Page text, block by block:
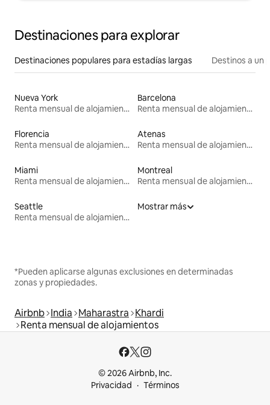
Destinaciones para explorar
Destinaciones populares para estadías largas Destinos a un
Nueva York
Renta mensual de alojamientos
Barcelona
Renta mensual de alojamientos
Florencia
Renta mensual de alojamientos
Atenas
Renta mensual de alojamientos
Miami
Renta mensual de alojamientos
Montreal
Renta mensual de alojamientos
Seattle
Renta mensual de alojamientos
Mostrar más
*Pueden aplicarse algunas exclusiones en determinadas
zonas y propiedades.
Airbnb India Maharastra Khardi
Renta mensual de alojamientos
© 2026 Airbnb, Inc.
Privacidad
Términos